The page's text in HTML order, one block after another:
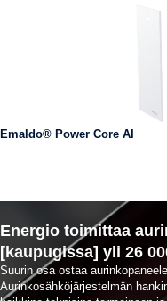
Emaldo® Power Core AI
Energio toimittaa
[kaupugissa] yli 26
Suurin osa ostaa
Aurinkosähköjärjestelmän